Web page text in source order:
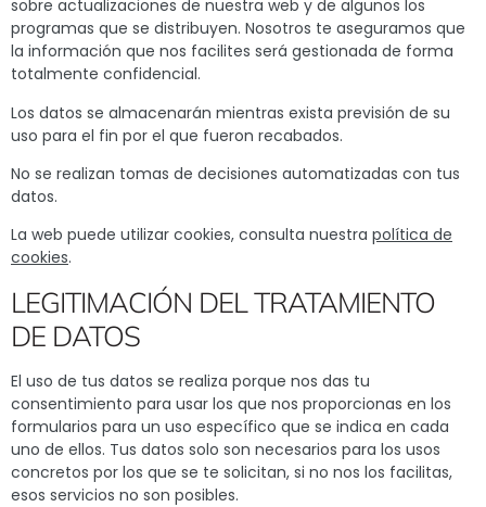
sobre actualizaciones de nuestra web y de algunos los
programas que se distribuyen. Nosotros te aseguramos que
la información que nos facilites será gestionada de forma
totalmente confidencial.
Los datos se almacenarán mientras exista previsión de su
uso para el fin por el que fueron recabados.
No se realizan tomas de decisiones automatizadas con tus
datos.
La web puede utilizar cookies, consulta nuestra política de
cookies.
LEGITIMACIÓN DEL TRATAMIENTO
DE DATOS
El uso de tus datos se realiza porque nos das tu
consentimiento para usar los que nos proporcionas en los
formularios para un uso específico que se indica en cada
uno de ellos. Tus datos solo son necesarios para los usos
concretos por los que se te solicitan, si no nos los facilitas,
esos servicios no son posibles.